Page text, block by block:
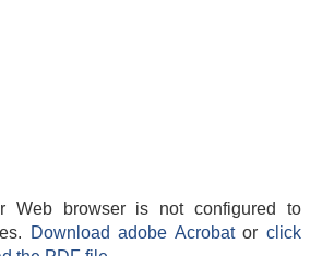
Web browser is not configured to
Download adobe Acrobatorclick